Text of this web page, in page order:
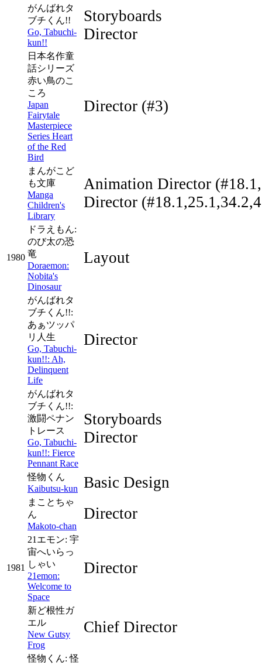
がんばれタ
ブチくん!!
Go, Tabuchi-
kun!!
Storyboards
Director
日本名作童
話シリーズ
赤い鳥のこ
ころ
Japan
Fairytale
Masterpiece
Series Heart
of the Red
Bird
Director (#3)
まんがこど
も文庫
Manga
Children's
Library
Animation Director
Director
1980
ドラえもん:
のび太の恐
竜
Doraemon:
Nobita's
Dinosaur
Layout
がんばれタ
ブチくん!!:
あぁツッパ
リ人生
Go, Tabuchi-
kun!!: Ah,
Delinquent
Life
Director
がんばれタ
ブチくん!!:
激闘ペナン
トレース
Go, Tabuchi-
kun!!: Fierce
Pennant Race
Storyboards
Director
怪物くん
Kaibutsu-kun
Basic Design
まことちゃ
ん
Makoto-chan
Director
1981
21エモン: 宇
宙へいらっ
しゃい
21emon:
Welcome to
Space
Director
新ど根性ガ
エル
New Gutsy
Frog
Chief Director
怪物くん: 怪